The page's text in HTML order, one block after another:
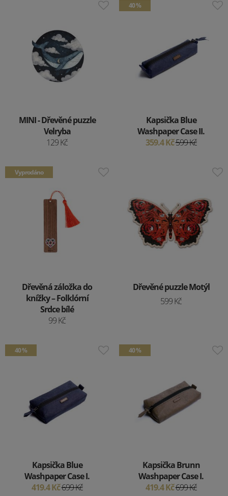
MINI - Dřevěné puzzle
Velryba
129 Kč
40 %
Kapsička Blue
Washpaper Case II.
359.4 Kč599 Kč
Vyprodáno
Dřevěná záložka do
knížky – Folklórní
Srdce bílé
99 Kč
Dřevěné puzzle Motýl
599 Kč
40 %
Kapsička Blue
Washpaper Case I.
419.4 Kč699 Kč
40 %
Kapsička Brunn
Washpaper Case I.
419.4 Kč699 Kč